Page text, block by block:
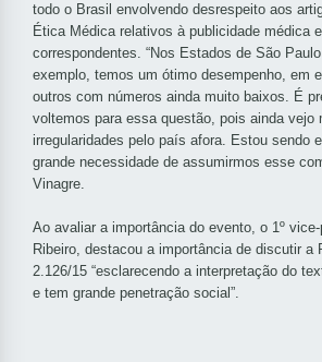
todo o Brasil envolvendo desrespeito aos
Ética Médica relativos à publicidade médica
correspondentes. “Nos Estados de São
exemplo, temos um ótimo desempenho, em
outros com números ainda muito baixos. É
voltemos para essa questão, pois ainda vejo
irregularidades pelo país afora. Estou sendo
grande necessidade de assumirmos esse
Vinagre.
Ao avaliar a importância do evento, o 1º
Ribeiro, destacou a importância de discutir a
2.126/15 “esclarecendo a interpretação do
e tem grande penetração social”.